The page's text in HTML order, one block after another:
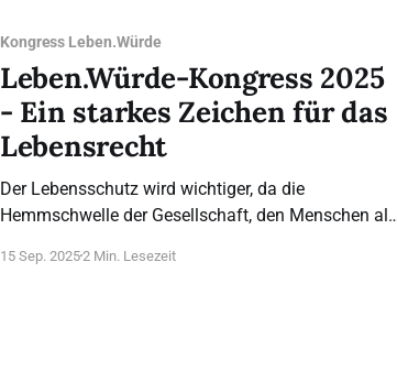
Kongress Leben.Würde
Leben.Würde-Kongress 2025
- Ein starkes Zeichen für das
Lebensrecht
Der Lebensschutz wird wichtiger, da die
Hemmschwelle der Gesellschaft, den Menschen als
niedriger wird.
15 Sep. 20252 Min. Lesezeit